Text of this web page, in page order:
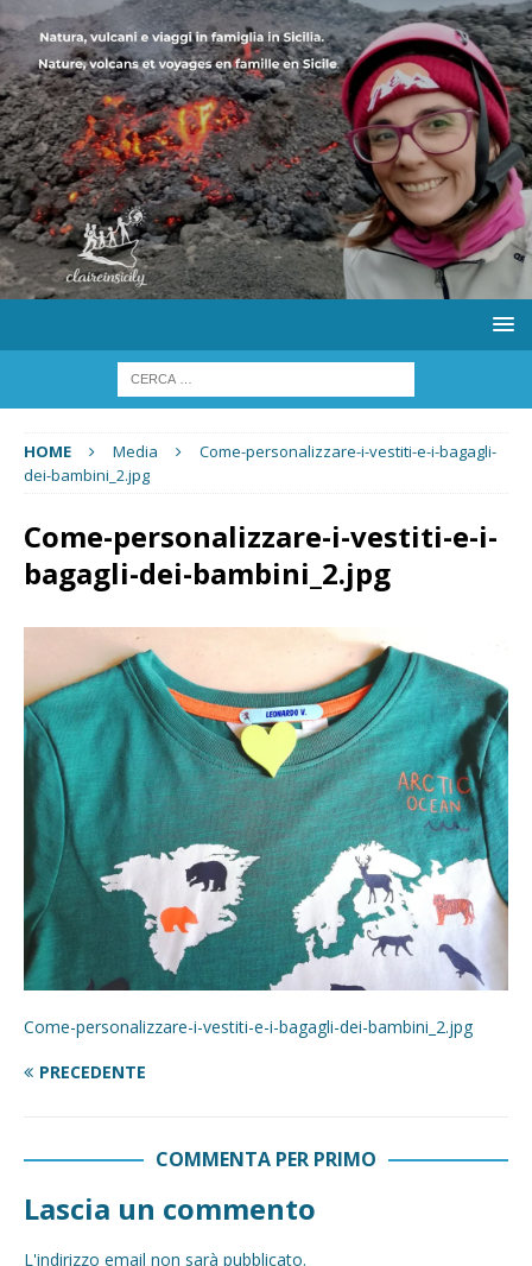
HOME Media
Come-personalizzare-i-vestiti-e-i-bagagli-
dei-bambini_2.jpg
Come-personalizzare-i-vestiti-e-i-
bagagli-dei-bambini_2.jpg
Come-personalizzare-i-vestiti-e-i-bagagli-dei-bambini_2.jpg
PRECEDENTE
COMMENTA PER PRIMO
Lascia un commento
L'indirizzo email non sarà pubblicato.